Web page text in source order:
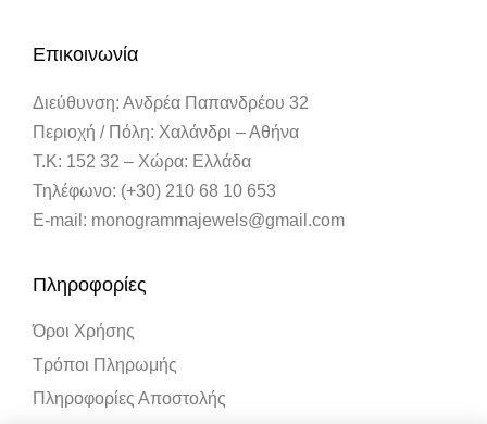
Επικοινωνία
Διεύθυνση: Ανδρέα Παπανδρέου 32
Περιοχή / Πόλη: Χαλάνδρι – Αθήνα
Τ.Κ: 152 32 – Χώρα: Ελλάδα
Τηλέφωνο: (+30) 210 68 10 653
E-mail: monogrammajewels@gmail.com
Πληροφορίες
Όροι Χρήσης
Τρόποι Πληρωμής
Πληροφορίες Αποστολής